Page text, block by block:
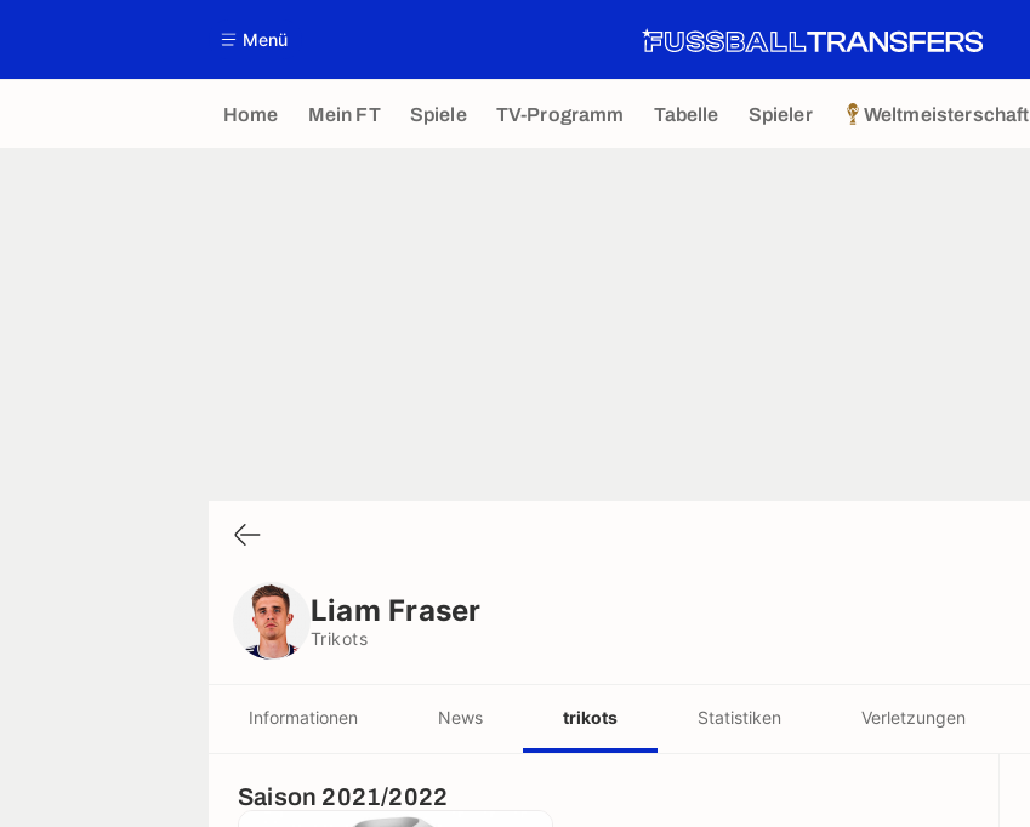
Menü
Home Mein FT Spiele TV-Programm Tabelle Spieler Weltmeisterschaft
Liam Fraser
Trikots
Informationen News trikots Statistiken Verletzungen
Saison 2021/2022